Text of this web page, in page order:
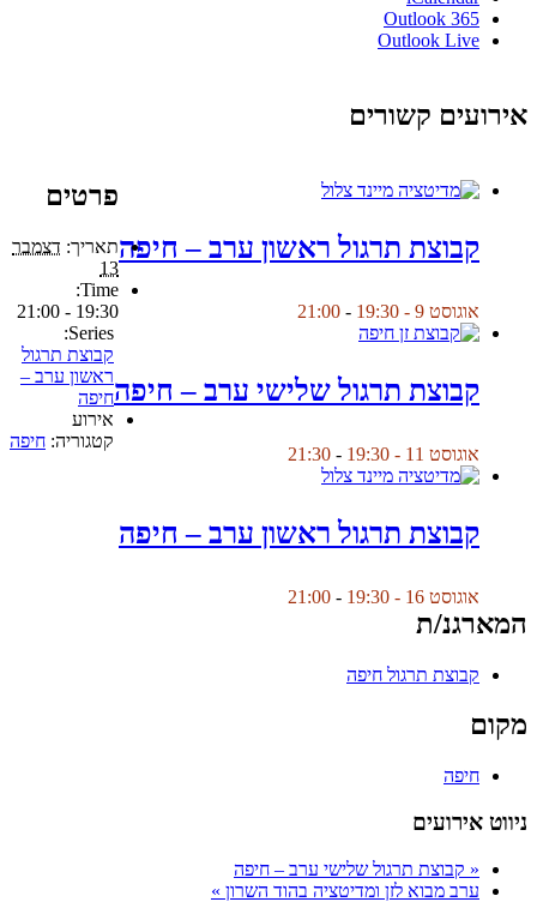
Outlook 365
Outlook Live
אירועים קשורים
קבוצת תרגול ראשון ערב – חיפה
אוגוסט 9 - 19:30 -
21:00
קבוצת תרגול שלישי ערב – חיפה
אוגוסט 11 - 19:30 -
21:30
קבוצת תרגול ראשון ערב – חיפה
אוגוסט 16 - 19:30 -
21:00
פרטים
תאריך: דצמבר
13
Time:
19:30 - 21:00
Series:
קבוצת תרגול
ראשון ערב –
חיפה
אירוע
קטגוריה: חיפה
המארגנ/ת
קבוצת תרגול חיפה
מקום
חיפה
ניווט אירועים
« קבוצת תרגול שלישי ערב – חיפה
ערב מבוא לזן ומדיטציה בהוד השרון »